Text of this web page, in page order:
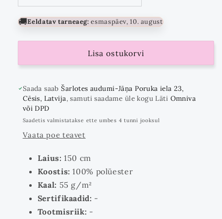
🚚Eeldatav tarneaeg:esmaspäev, 10. august
Lisa ostukorvi
Saada saabŠarlotes audumi-Jāņa Poruka iela 23,
Cēsis, Latvija, samuti saadame üle kogu Läti Omniva
või DPD
Saadetis valmistatakse ette umbes 4 tunni jooksul
Vaata poe teavet
Laius: 150 cm
Koostis: 100% polüester
Kaal: 55 g/m²
Sertifikaadid: -
Tootmisriik: -